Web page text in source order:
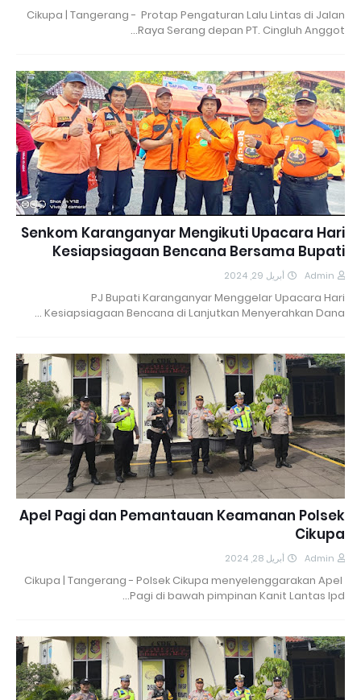
Cikupa | Tangerang - Protap Pengaturan Lalu Lintas di Jalan
Raya Serang depan PT. Cingluh Anggot…
Senkom Karanganyar Mengikuti Upacara Hari
Kesiapsiagaan Bencana Bersama Bupati
Admin أبريل 29, 2024
PJ Bupati Karanganyar Menggelar Upacara Hari
Kesiapsiagaan Bencana di Lanjutkan Menyerahkan Dana …
Apel Pagi dan Pemantauan Keamanan Polsek
Cikupa
Admin أبريل 28, 2024
Cikupa | Tangerang - Polsek Cikupa menyelenggarakan Apel
Pagi di bawah pimpinan Kanit Lantas Ipd…